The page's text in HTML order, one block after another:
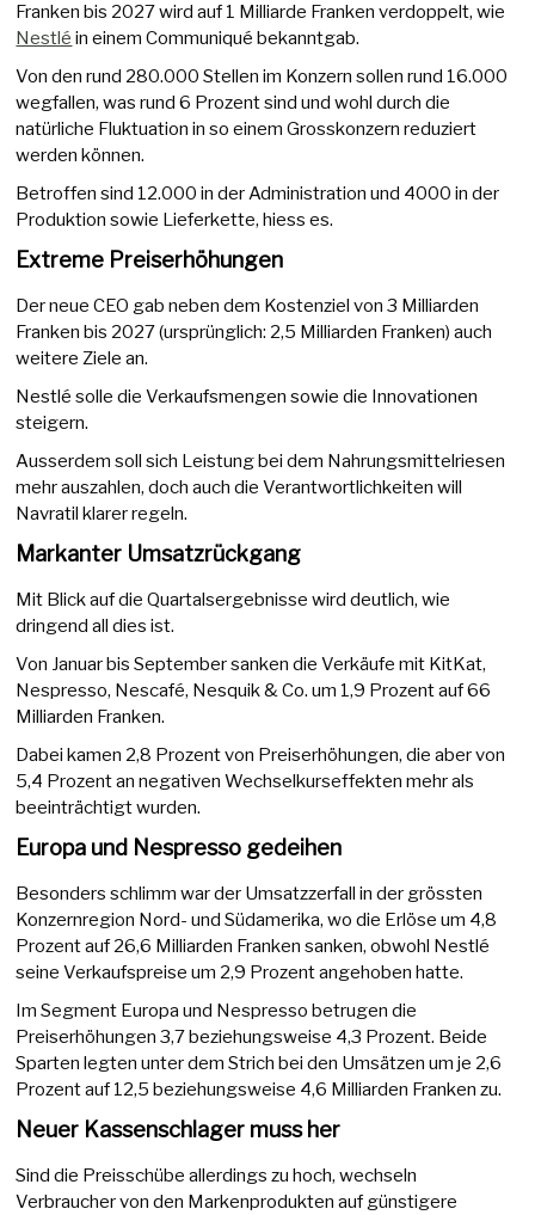
Franken bis 2027 wird auf 1 Milliarde Franken verdoppelt, wie
Nestlé in einem Communiqué bekanntgab.
Von den rund 280.000 Stellen im Konzern sollen rund 16.000
wegfallen, was rund 6 Prozent sind und wohl durch die
natürliche Fluktuation in so einem Grosskonzern reduziert
werden können.
Betroffen sind 12.000 in der Administration und 4000 in der
Produktion sowie Lieferkette, hiess es.
Extreme Preiserhöhungen
Der neue CEO gab neben dem Kostenziel von 3 Milliarden
Franken bis 2027 (ursprünglich: 2,5 Milliarden Franken) auch
weitere Ziele an.
Nestlé solle die Verkaufsmengen sowie die Innovationen
steigern.
Ausserdem soll sich Leistung bei dem Nahrungsmittelriesen
mehr auszahlen, doch auch die Verantwortlichkeiten will
Navratil klarer regeln.
Markanter Umsatzrückgang
Mit Blick auf die Quartalsergebnisse wird deutlich, wie
dringend all dies ist.
Von Januar bis September sanken die Verkäufe mit KitKat,
Nespresso, Nescafé, Nesquik & Co. um 1,9 Prozent auf 66
Milliarden Franken.
Dabei kamen 2,8 Prozent von Preiserhöhungen, die aber von
5,4 Prozent an negativen Wechselkurseffekten mehr als
beeinträchtigt wurden.
Europa und Nespresso gedeihen
Besonders schlimm war der Umsatzzerfall in der grössten
Konzernregion Nord- und Südamerika, wo die Erlöse um 4,8
Prozent auf 26,6 Milliarden Franken sanken, obwohl Nestlé
seine Verkaufspreise um 2,9 Prozent angehoben hatte.
Im Segment Europa und Nespresso betrugen die
Preiserhöhungen 3,7 beziehungsweise 4,3 Prozent. Beide
Sparten legten unter dem Strich bei den Umsätzen um je 2,6
Prozent auf 12,5 beziehungsweise 4,6 Milliarden Franken zu.
Neuer Kassenschlager muss her
Sind die Preisschübe allerdings zu hoch, wechseln
Verbraucher von den Markenprodukten auf günstigere